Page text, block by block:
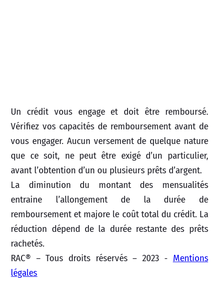
Un crédit vous engage et doit être remboursé.
Vérifiez vos capacités de remboursement avant de
vous engager. Aucun versement de quelque nature
que ce soit, ne peut être exigé d’un particulier,
avant l’obtention d’un ou plusieurs prêts d’argent.
La diminution du montant des mensualités
entraine l’allongement de la durée de
remboursement et majore le coût total du crédit. La
réduction dépend de la durée restante des prêts
rachetés.
RAC® – Tous droits réservés – 2023 - Mentions
légales